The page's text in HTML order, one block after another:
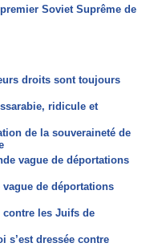
Soviet Suprême de
droits sont toujours
ridicule et
de la souveraineté de
vague de déportations
de déportations
contre les Juifs de
s’est dressée contre